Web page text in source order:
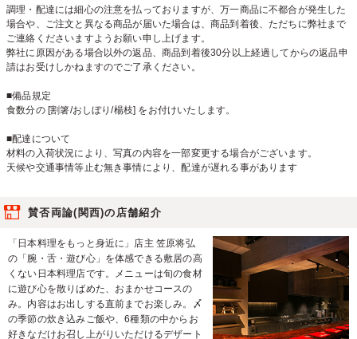
調理・配達には細心の注意を払っておりますが、万一商品に不都合が発生した
場合や、ご注文と異なる商品が届いた場合は、商品到着後、ただちに弊社まで
ご連絡くださいますようお願い申し上げます。
弊社に原因がある場合以外の返品、商品到着後30分以上経過してからの返品申
請はお受けしかねますのでご了承ください。
■備品規定
食数分の [割箸/おしぼり/楊枝] をお付けいたします。
■配達について
材料の入荷状況により、写真の内容を一部変更する場合がございます。
天候や交通事情等止む無き事情により、配達が遅れる事があります
賛否両論(関西)の店舗紹介
「日本料理をもっと身近に」店主 笠原将弘
の「腕・舌・遊び心」を体感できる敷居の高
くない日本料理店です。メニューは旬の食材
に遊び心を散りばめた、おまかせコースの
み。内容はお出しする直前までお楽しみ。〆
の季節の炊き込みご飯や、6種類の中からお
好きなだけお召し上がりいただけるデザート